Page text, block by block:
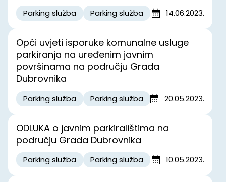
Parking služba Parking služba 14.06.2023.
Opći uvjeti isporuke komunalne usluge
parkiranja na uređenim javnim
površinama na području Grada
Dubrovnika
Parking služba Parking služba 20.05.2023.
ODLUKA o javnim parkiralištima na
području Grada Dubrovnika
Parking služba Parking služba 10.05.2023.